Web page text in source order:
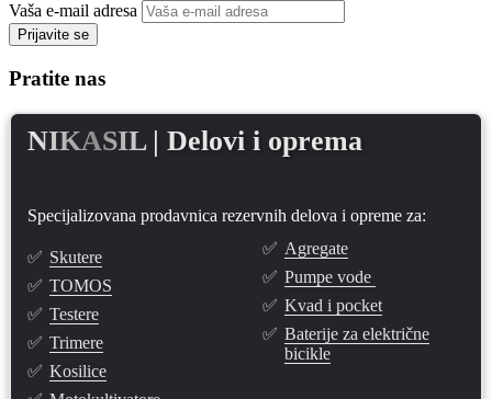
Vaša e-mail adresa
Prijavite se
Pratite nas
NIKASIL | Delovi i oprema
Specijalizovana prodavnica rezervnih delova i opreme za:
✅ Skutere
✅ TOMOS
✅ Testere
✅ Trimere
✅ Kosilice
✅ Agregate
✅ Pumpe vode
✅ Kvad i pocket
✅ Baterije za električne
bicikle